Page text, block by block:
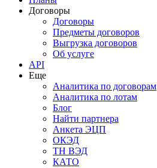
Договоры
Договоры
Предметы договоров
Выгрузка договоров
Об услуге
API
Еще
Аналитика по договорам
Аналитика по лотам
Блог
Найти партнера
Анкета ЭЦП
ОКЭД
ТН ВЭД
КАТО